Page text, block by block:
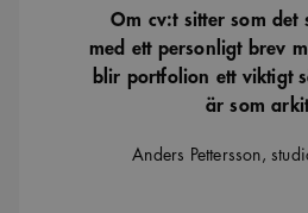
Om cv:t sitter som det
med ett personligt brev
blir portfolion ett viktigt
är som
Anders Pettersson,